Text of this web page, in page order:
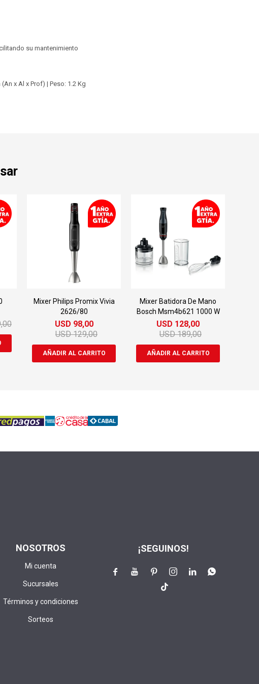
su mantenimiento
x Al x Prof) | Peso: 1.2 Kg
Mixer Philips Promix Vivia
2626/80
USD 98,00
USD 129,00
Mixer Batidora De Mano
Bosch Msm4b621 1000 W
USD 128,00
USD 189,00
NOSOTROS
Mi cuenta
Sucursales
Términos y condiciones
Sorteos
¡SEGUINOS!
    

